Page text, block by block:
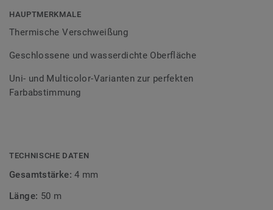
Bodenbelagssortiment abgestimmt. Durch die Verwendung
von Kontrastfarben lassen sich auch besondere
HAUPTMERKMALE
Thermische Verschweißung
Geschlossene und wasserdichte Oberfläche
Uni- und Multicolor-Varianten zur perfekten
Farbabstimmung
TECHNISCHE DATEN
Gesamtstärke:4 mm
Länge: 50 m